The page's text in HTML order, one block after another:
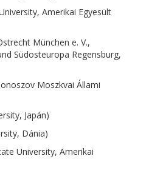
Amerikai Egyesült
München e. V.,
Südosteuropa Regensburg,
Moszkvai Állami
Japán)
Dánia)
University, Amerikai